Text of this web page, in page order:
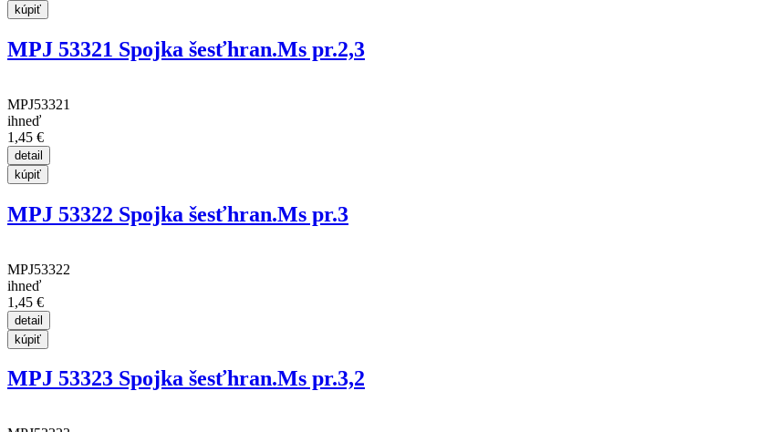
MPJ 53321 Spojka šesťhran.Ms pr.2,3
MPJ53321
ihneď
1,45 €
MPJ 53322 Spojka šesťhran.Ms pr.3
MPJ53322
ihneď
1,45 €
MPJ 53323 Spojka šesťhran.Ms pr.3,2